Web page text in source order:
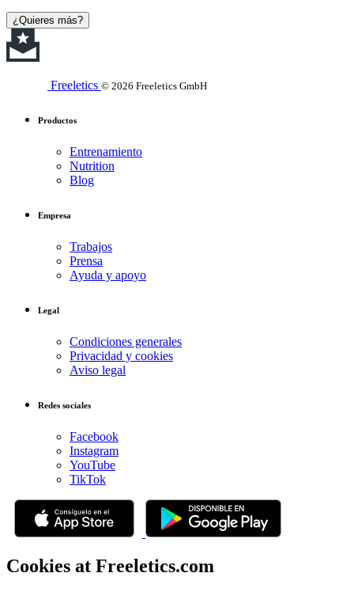
¿Quieres más?
Freeletics © 2026 Freeletics GmbH
Productos
Entrenamiento
Nutrition
Blog
Empresa
Trabajos
Prensa
Ayuda y apoyo
Legal
Condiciones generales
Privacidad y cookies
Aviso legal
Redes sociales
Facebook
Instagram
YouTube
TikTok
Cookies at Freeletics.com